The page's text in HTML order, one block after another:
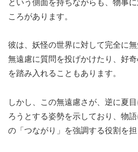
という側面を持ちながらも、物事
ころがあります。
彼は、妖怪の世界に対して完全に
無遠慮に質問を投げかけたり、好
を踏み入れることもあります。
しかし、この無遠慮さが、逆に夏
ろうとする姿勢を示しており、物
の「つながり」を強調する役割を担